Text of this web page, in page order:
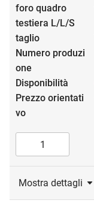
Mostra dettagli